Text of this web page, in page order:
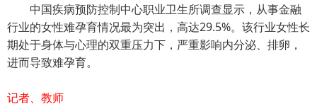
中国疾病预防控制中心职业卫生所调查显示，从事金融
行业的女性难孕育情况最为突出，高达29.5%。该行业女性长
期处于身体与心理的双重压力下，严重影响内分泌、排卵，
进而导致难孕育。
记者、教师